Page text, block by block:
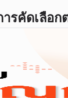
ารคัดเลือ